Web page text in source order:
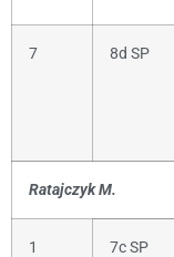
7 8d SP
Ratajczyk M.
1 7c SP